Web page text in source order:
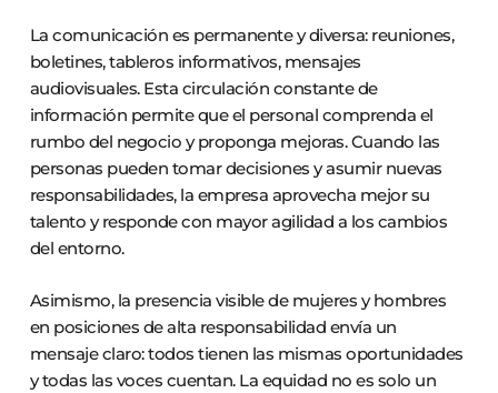
La comunicación es permanente y diversa: reuniones,
boletines, tableros informativos, mensajes
audiovisuales. Esta circulación constante de
información permite que el personal comprenda el
rumbo del negocio y proponga mejoras. Cuando las
personas pueden tomar decisiones y asumir nuevas
responsabilidades, la empresa aprovecha mejor su
talento y responde con mayor agilidad a los cambios
del entorno.
Asimismo, la presencia visible de mujeres y hombres
en posiciones de alta responsabilidad envía un
mensaje claro: todos tienen las mismas oportunidades
y todas las voces cuentan. La equidad no es solo un